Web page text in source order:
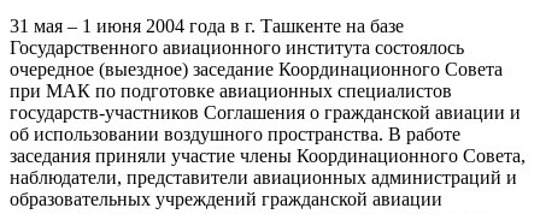
31 мая – 1 июня 2004 года в г. Ташкенте на базе
Государственного авиационного института состоялось
очередное (выездное) заседание Координационного Совета
при МАК по подготовке авиационных специалистов
государств-участников Соглашения о гражданской авиации и
об использовании воздушного пространства. В работе
заседания приняли участие члены Координационного Совета,
наблюдатели, представители авиационных администраций и
образовательных учреждений гражданской авиации